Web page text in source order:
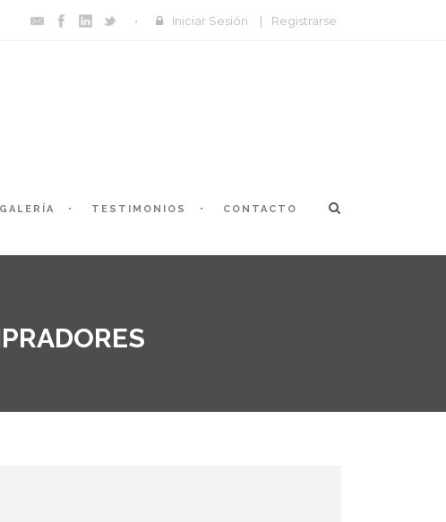
Iniciar Sesión | Registrarse
GALERÍA TESTIMONIOS CONTACTO